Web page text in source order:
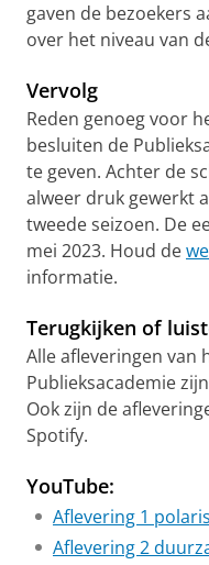
gaven de bezoekers
over het niveau van
Vervolg
Reden genoeg voor
besluiten de
te geven. Achter de
alweer druk gewerkt
tweede seizoen. De
mei 2023. Houd de
informatie.
Terugkijken of
Alle afleveringen van
Publieksacademie
Ook zijn de
Spotify.
YouTube:
Aflevering 1
Aflevering 2